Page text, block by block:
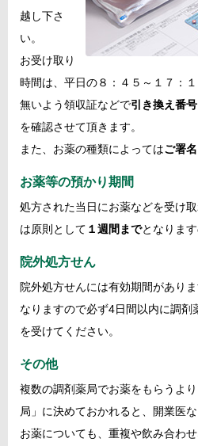
越し下さ
い。
お受け取り
時間は、平日の８：４５～１７：
無いよう領収証などで引き換え番号
を確認させて頂きます。
また、お薬の種類によってはご署名
お薬等の預かり期間
処方された当日にお薬などを受け
は原則として １週間までとなりま
院外処方せん
院外処方せんには有効期間があり
なりますので必ず4日間以内に調剤
を受けてください。
その他
複数の調剤薬局でお薬をもらうよ
局」に決めておかれると、開業医
お薬についても、重複や飲み合わ